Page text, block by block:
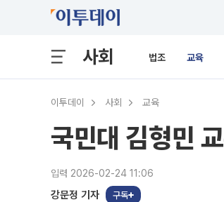
사회 법조 교육
이투데이 사회 교육
국민대 김형민
입력 2026-02-24 11:06
강문정 기자 구독